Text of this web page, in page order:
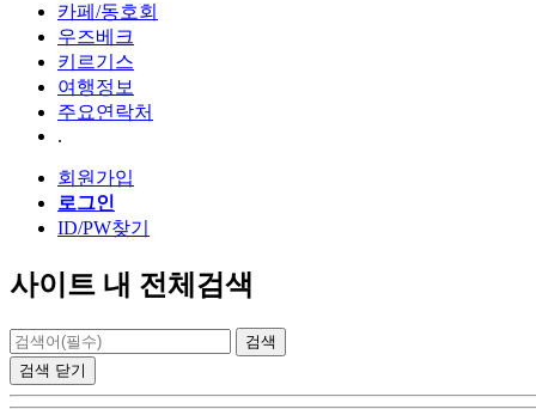
카페/동호회
우즈베크
키르기스
여행정보
주요연락처
.
회원가입
로그인
ID/PW찾기
사이트 내 전체검색
검색 닫기